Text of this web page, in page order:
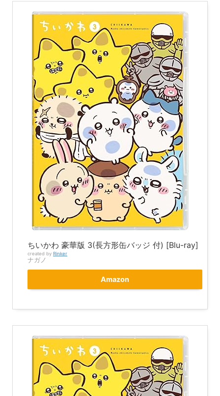
ちいかわ 豪華版 3(長方形缶バッジ 付) [Blu-ray]
created by Rinker
ナガノ
Amazon